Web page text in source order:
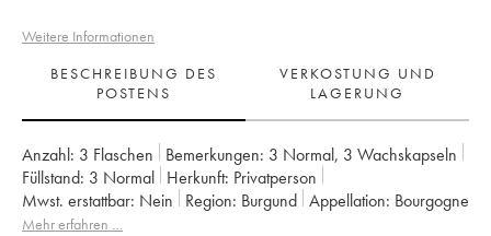
Weitere Informationen
BESCHREIBUNG DES
POSTENS
VERKOSTUNG UND
LAGERUNG
Anzahl: 3 Flaschen Bemerkungen: 3 Normal, 3 Wachskapseln
Füllstand: 3 Normal Herkunft:
privatperson
Mwst. erstattbar:
nein Region: Burgund Appellation:
Bourgogne
Eigentümer:
Mehr erfahren …